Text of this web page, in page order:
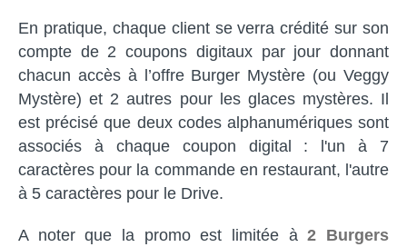
En pratique, chaque client se verra crédité sur son
compte de 2 coupons digitaux par jour donnant
chacun accès à l’offre Burger Mystère (ou Veggy
Mystère) et 2 autres pour les glaces mystères. Il
est précisé que deux codes alphanumériques sont
associés à chaque coupon digital : l'un à 7
caractères pour la commande en restaurant, l'autre
à 5 caractères pour le Drive.
A noter que la promo est limitée à2 Burgers